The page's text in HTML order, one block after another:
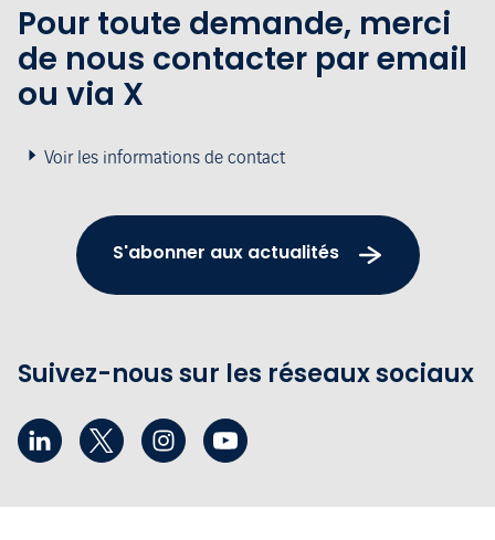
Pour toute demande, merci
de nous contacter par email
ou via X
Voir les informations de contact
S'abonner aux actualités
Suivez-nous sur les réseaux sociaux